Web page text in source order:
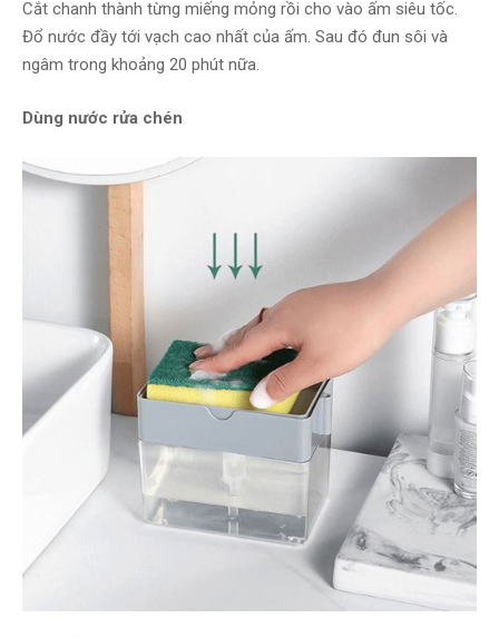
Cắt chanh thành từng miếng mỏng rồi cho vào ấm siêu tốc.
Đổ nước đầy tới vạch cao nhất của ấm. Sau đó đun sôi và
ngâm trong khoảng 20 phút nữa.
Dùng nước rửa chén